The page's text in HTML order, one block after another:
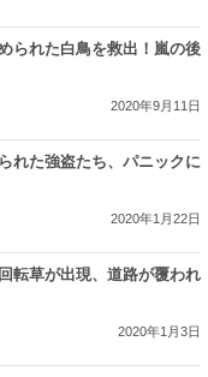
られた白鳥を救出！嵐の後
2020年9月11日
れた強盗たち、パニックに
2020年1月22日
転草が出現、道路が覆われ
2020年1月3日